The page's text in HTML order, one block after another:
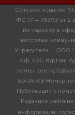
Сетевое издание
ФС 77 — 76393 от 2
по надзору в
массовых
Учредитель — ООО
оф. 406, Курган,
почты:
69-98-08 Номер
Публикации с
Редакция сайта
информации,